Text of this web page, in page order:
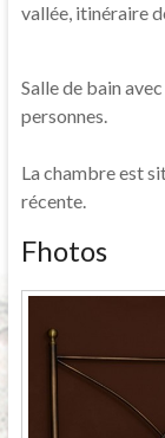
vallée, itinéraire
Salle de bain
personnes.
La chambre est
récente.
Fhotos